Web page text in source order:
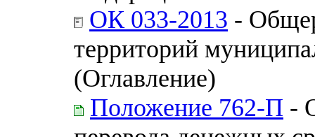
ОК 033-2013 -
территорий
(Оглавление)
Положение 762-П -